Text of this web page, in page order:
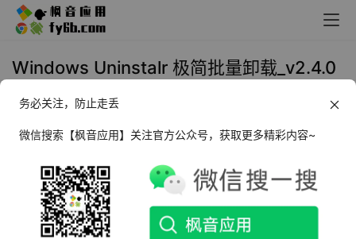
Windows Uninstalr 极简批量卸载_v2.4.0
2024年5月15日 16:45 装机必备
软件介绍
Uninstalr是一款易于使用且非常准确的Windows
务必关注，防止走丢
微信搜索【枫音应用】关注官方公众号，获取更多精彩内容~